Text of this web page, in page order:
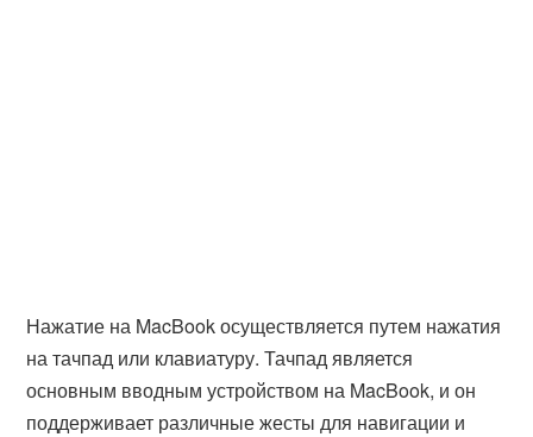
Нажатие на MacBook осуществляется путем нажатия
на тачпад или клавиатуру. Тачпад является
основным вводным устройством на MacBook, и он
поддерживает различные жесты для навигации и